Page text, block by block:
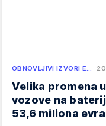
OBNOVLJIVI IZVORI E…
Velika promena
vozove na
53,6 miliona evra